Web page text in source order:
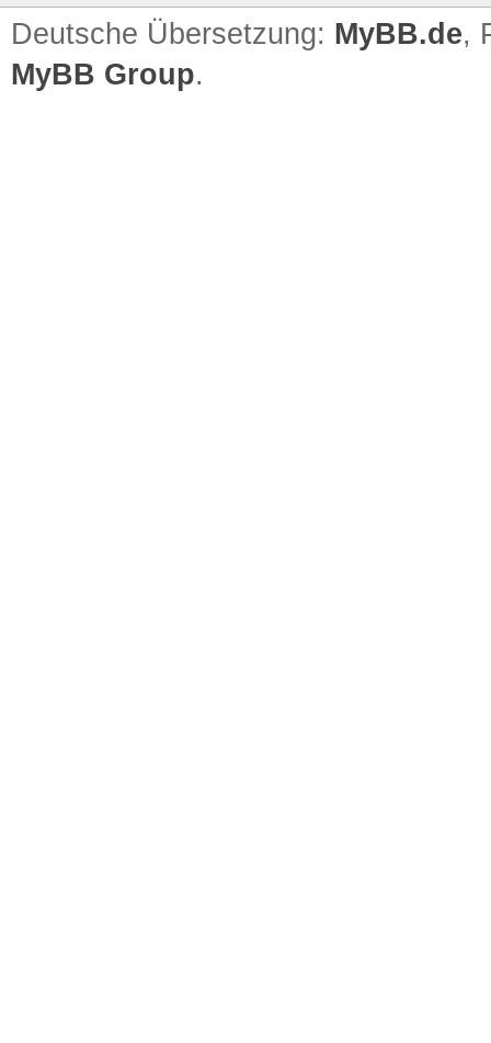
Deutsche Übersetzung: MyBB.de,
MyBB Group.